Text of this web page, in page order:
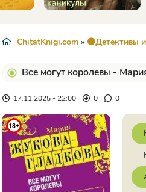
ChitatKnigi.com » 🟠Детективы
Все могут королевы -
17.11.2025 - 22:00 0 0